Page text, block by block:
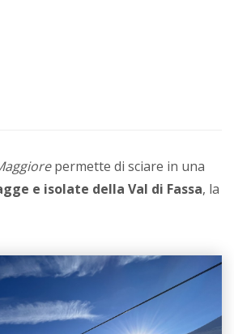
permette di sciare in una
e isolate della Val di Fassa, la